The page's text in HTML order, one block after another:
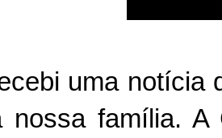
uma notícia
nossa família. A